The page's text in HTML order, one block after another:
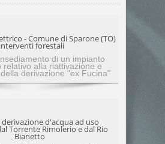
- Comune di Sparone (TO)
forestali
di un impianto
relativo alla riattivazione e
derivazione "ex Fucina"
d'acqua ad uso
Torrente Rimolerio e dal Rio
Bianetto